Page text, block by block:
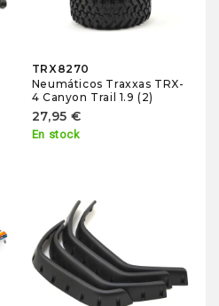
TRX8270
Neumáticos Traxxas TRX-
4 Canyon Trail 1.9 (2)
27,95 €
En stock